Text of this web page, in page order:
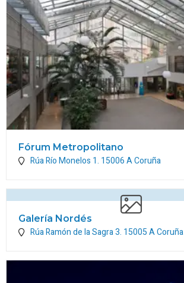
Fórum Metropolitano
Rúa Río Monelos 1. 15006A Coruña
Galería Nordés
Rúa Ramón de la Sagra 3. 15005A Coruña